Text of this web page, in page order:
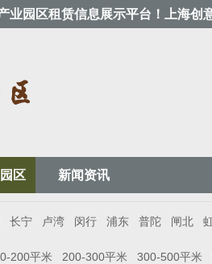
业园区租赁信息展示平台！上海
区 新闻资讯
长宁 卢湾 闵行 浦东 普陀 闸北
200平米 200-300平米 300-500平米